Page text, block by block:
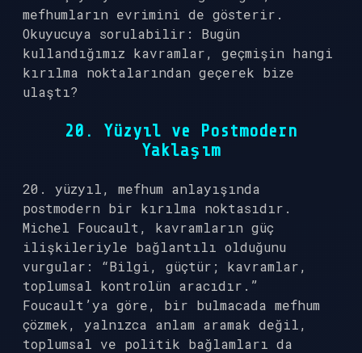
mefhumların evrimini de gösterir.
Okuyucuya sorulabilir: Bugün
kullandığımız kavramlar, geçmişin hangi
kırılma noktalarından geçerek bize
ulaştı?
20. Yüzyıl ve Postmodern
Yaklaşım
20. yüzyıl, mefhum anlayışında
postmodern bir kırılma noktasıdır.
Michel Foucault, kavramların güç
ilişkileriyle bağlantılı olduğunu
vurgular: “Bilgi, güçtür; kavramlar,
toplumsal kontrolün aracıdır.”
Foucault’ya göre, bir bulmacada mefhum
çözmek, yalnızca anlam aramak değil,
toplumsal ve politik bağlamları da